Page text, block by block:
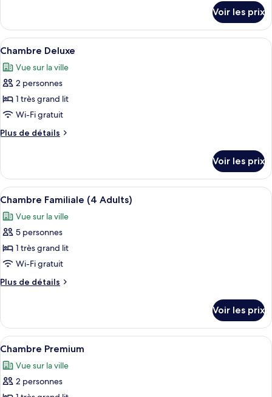
Chambre
Double
le
type
de
Chambre
Double
Voir les prix
Afficher
toutes
les
photos
pour
ce
type
de
Chambre
Deluxe
Une chambre d’hôtel avec un
2
Chambre Deluxe
Vue sur la ville
2 personnes
1 très grand lit
Wi-Fi gratuit
Plus de détails
Plus
le
type
de
Chambre
Deluxe
Voir les prix
Afficher
toutes
les
photos
pour
ce
type
de
Chambre
Familiale
(4
Adults)
Un plateau de petit-déjeuner bien
3
Chambre Familiale (4 Adults)
Vue sur la ville
5 personnes
1 très grand lit
Wi-Fi gratuit
Plus de détails
Plus
le
type
de
Chambre
Familiale
Voir les prix
Afficher
toutes
les
photos
Une chambre d’hôtel avec deux
7
Chambre Premium
Vue sur la ville
2 personnes